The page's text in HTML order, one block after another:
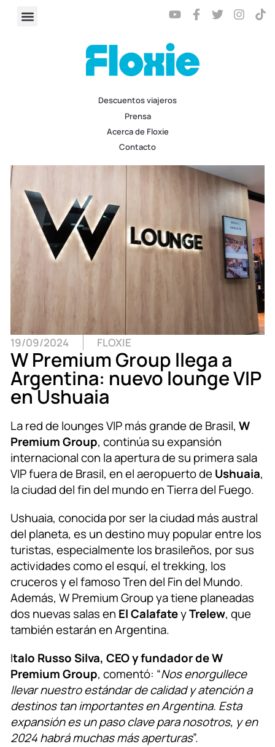
Descuentos viajeros
Prensa
Acerca de Floxie
Contacto
19/09/2024 FLOXIE
W Premium Group llega a
Argentina: nuevo lounge VIP
en Ushuaia
La red de lounges VIP más grande de Brasil, W
Premium Group, continúa su expansión
internacional con la apertura de su primera sala
VIP fuera de Brasil, en el aeropuerto deUshuaia,
la ciudad del fin del mundo en Tierra del Fuego.
Ushuaia, conocida por ser la ciudad más austral
del planeta, es un destino muy popular entre los
turistas, especialmente los brasileños, por sus
actividades como el esquí, el trekking, los
cruceros y el famoso Tren del Fin del Mundo.
Además, W Premium Group ya tiene planeadas
dos nuevas salas en El CalafateyTrelew, que
también estarán en Argentina.
Italo Russo Silva, CEO y fundador de W
Premium Group, comentó: “Nos enorgullece
llevar nuestro estándar de calidad y atención a
destinos tan importantes en Argentina. Esta
expansión es un paso clave para nosotros, y en
2024 habrá muchas más aperturas”.